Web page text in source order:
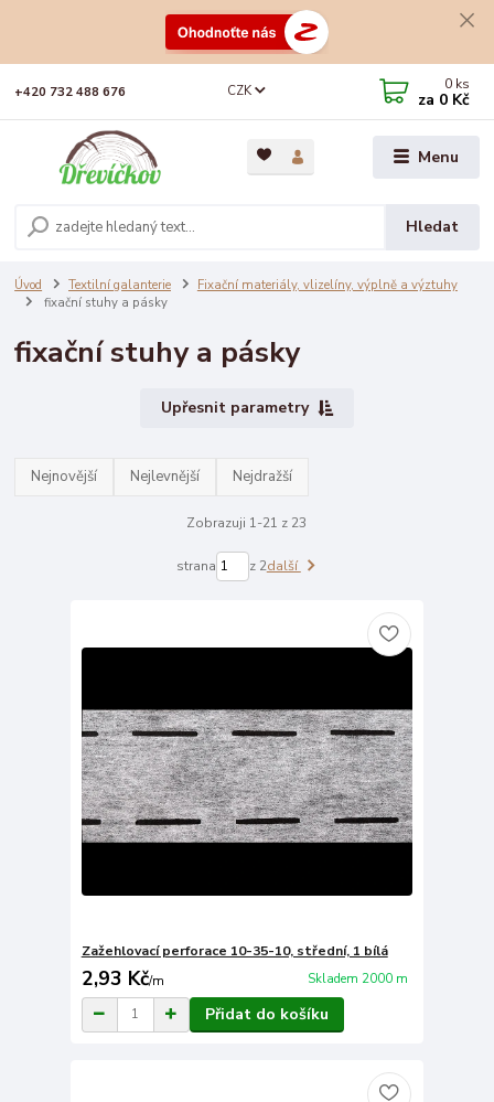
Menu
CZK
Hledat
+420 732 488 676 0 ks
za 0 Kč
Úvod Textilní galanterie
Fixační materiály, vlizelíny, výplně a výztuhy
fixační stuhy a pásky
fixační stuhy a pásky
Upřesnit parametry
Nejnovější Nejlevnější Nejdražší
Zobrazuji 1-21 z 23
strana z 2další
Zažehlovací perforace 10-35-10, střední, 1 bílá
2,93 Kč/m Skladem 2000 m
Přidat do košíku